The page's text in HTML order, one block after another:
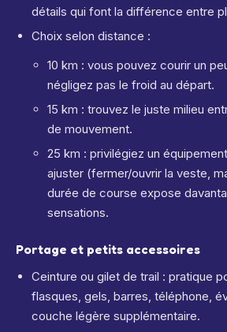
détails qui font la différence entre
Choix selon distance :
10 km : vous pouvez courir un
négligez pas le froid au départ.
15 km : trouvez le juste milieu
de mouvement.
25 km : privilégiez un
ajuster (fermer/ouvrir la veste,
durée de course expose
sensations.
Portage et petits accessoires
Ceinture ou gilet de trail : pratique
flasques, gels, barres, téléphone,
couche légère supplémentaire.